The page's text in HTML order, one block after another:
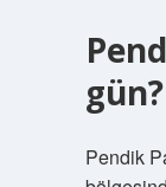
gün?
Pendik